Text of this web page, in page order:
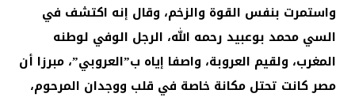
واستمرت بنفس القوة والزخم، وقال إنه اكتشف في
السي محمد بوعبيد رحمه الله، الرجل الوفي لوطنه
المغرب، ولقيم العروبة، واصفا إياه ب”العروبي”، مبرزا أن
مصر كانت تحتل مكانة خاصة في قلب ووجدان المرحوم،